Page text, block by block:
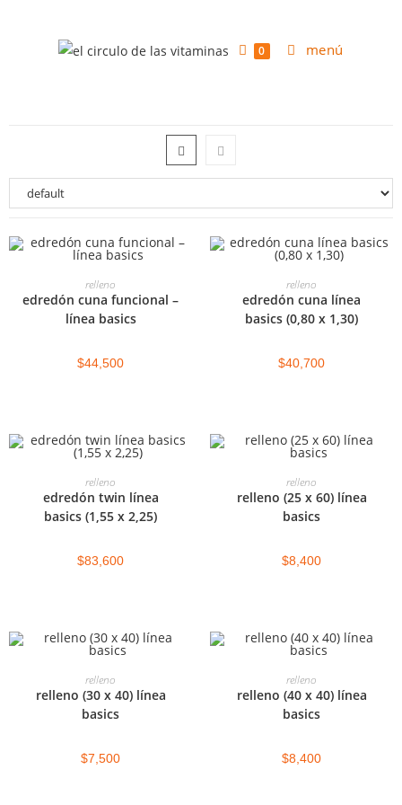
0 menú
AGREGAR AL CARRITO
relleno
edredón cuna funcional –
línea basics
$44,500
AGREGAR AL CARRITO
relleno
edredón cuna línea
basics (0,80 x 1,30)
$40,700
AGREGAR AL CARRITO
relleno
edredón twin línea
basics (1,55 x 2,25)
$83,600
AGREGAR AL CARRITO
relleno
relleno (25 x 60) línea
basics
$8,400
AGREGAR AL CARRITO
relleno
relleno (30 x 40) línea
basics
$7,500
AGREGAR AL CARRITO
relleno
relleno (40 x 40) línea
basics
$8,400